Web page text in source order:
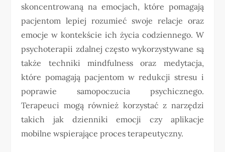
skoncentrowaną na emocjach, które pomagają
pacjentom lepiej rozumieć swoje relacje oraz
emocje w kontekście ich życia codziennego. W
psychoterapii zdalnej często wykorzystywane są
także techniki mindfulness oraz medytacja,
które pomagają pacjentom w redukcji stresu i
poprawie samopoczucia psychicznego.
Terapeuci mogą również korzystać z narzędzi
takich jak dzienniki emocji czy aplikacje
mobilne wspierające proces terapeutyczny.